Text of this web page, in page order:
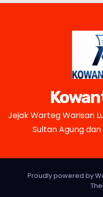
Jejak Warteg Warisan
Sultan Agung
Proudly powered by